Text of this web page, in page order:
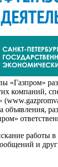
«Газпром»
компаний,
объявления,
работы
и